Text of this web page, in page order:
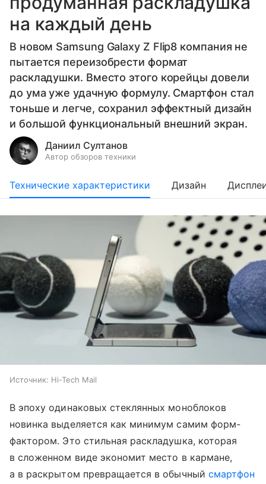
на каждый день
В новом Samsung Galaxy Z Flip8 компания не
пытается переизобрести формат
раскладушки. Вместо этого корейцы довели
до ума уже удачную формулу. Смартфон стал
тоньше и легче, сохранил эффектный дизайн
и большой функциональный внешний экран.
Даниил Султанов
Автор обзоров техники
Технические характеристики Дизайн
Источник: Hi-Tech Mail
В эпоху одинаковых стеклянных моноблоков
новинка выделяется как минимум самим форм-
фактором. Это стильная раскладушка, которая
в сложенном виде экономит место в кармане,
а в раскрытом превращается в обычный смартфон